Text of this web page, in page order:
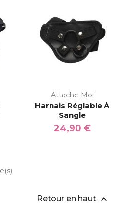
Attache-Moi
Harnais Réglable À
Sangle
24,90 €
Retour en haut 